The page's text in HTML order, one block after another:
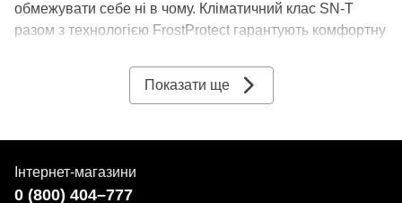
обмежувати себе ні в чому. Кліматичний клас SN-T
разом з технологією FrostProtect гарантують комфортну
-15°C до +43°C. Корисний об’єм моделі становить 358
літрів на 7 контейнерів, що цілком задовольнить
продуктів. Рівень шуму морозильної камери становить
або в їдальні, і вона не дратуватиме вас сторонніми
Показати ще
Інтернет-магазини
0 (800) 404–777